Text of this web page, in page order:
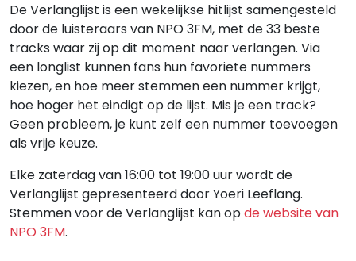
De Verlanglijst is een wekelijkse hitlijst samengesteld
door de luisteraars van NPO 3FM, met de 33 beste
tracks waar zij op dit moment naar verlangen. Via
een longlist kunnen fans hun favoriete nummers
kiezen, en hoe meer stemmen een nummer krijgt,
hoe hoger het eindigt op de lijst. Mis je een track?
Geen probleem, je kunt zelf een nummer toevoegen
als vrije keuze.
Elke zaterdag van 16:00 tot 19:00 uur wordt de
Verlanglijst gepresenteerd door Yoeri Leeflang.
Stemmen voor de Verlanglijst kan opde website van
NPO 3FM.